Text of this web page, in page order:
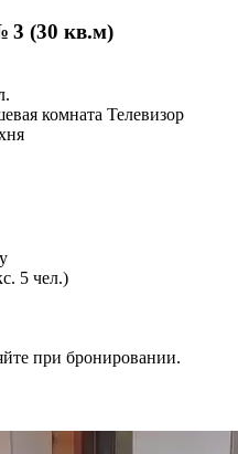
3 (30 кв.м)
комната Телевизор
5 чел.)
при бронировании.